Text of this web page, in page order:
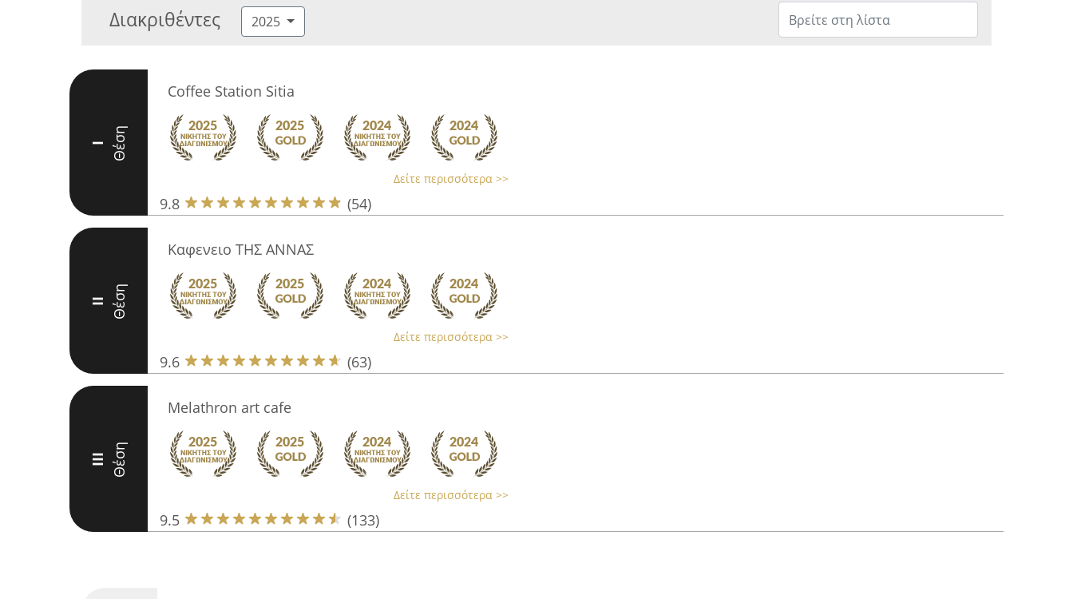
Διακριθέντες 2025
I Θέση
Coffee Station Sitia
Δείτε περισσότερα >>
9.8 (54)
II Θέση
Καφενειο ΤΗΣ ΑΝΝΑΣ
Δείτε περισσότερα >>
9.6 (63)
III Θέση
Melathron art cafe
Δείτε περισσότερα >>
9.5 (133)